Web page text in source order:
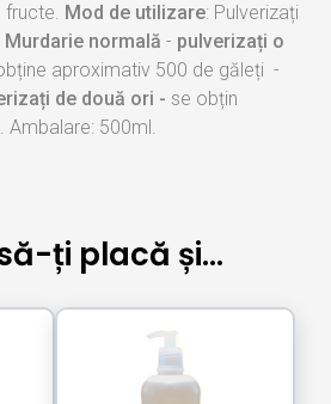
fructe. Mod de utilizare: Pulverizați
Murdarie normală - pulverizați o
aproximativ 500 de găleți -
de două ori - se obțin
Ambalare: 500ml.
ți placă și…